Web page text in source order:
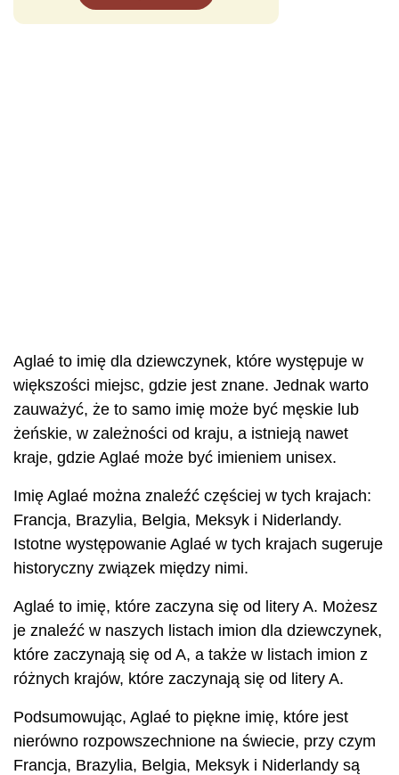
Aglaé to imię dla dziewczynek, które występuje w
większości miejsc, gdzie jest znane. Jednak warto
zauważyć, że to samo imię może być męskie lub
żeńskie, w zależności od kraju, a istnieją nawet
kraje, gdzie Aglaé może być imieniem unisex.
Imię Aglaé można znaleźć częściej w tych krajach:
Francja, Brazylia, Belgia, Meksyk i Niderlandy.
Istotne występowanie Aglaé w tych krajach sugeruje
historyczny związek między nimi.
Aglaé to imię, które zaczyna się od litery A. Możesz
je znaleźć w naszych listach imion dla dziewczynek,
które zaczynają się od A, a także w listach imion z
różnych krajów, które zaczynają się od litery A.
Podsumowując, Aglaé to piękne imię, które jest
nierówno rozpowszechnione na świecie, przy czym
Francja, Brazylia, Belgia, Meksyk i Niderlandy są